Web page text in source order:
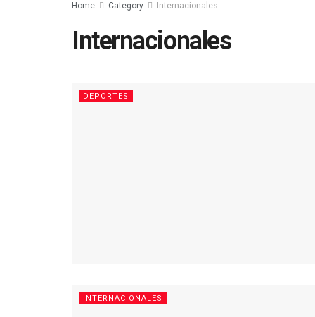
Home Category Internacionales
Internacionales
DEPORTES
INTERNACIONALES